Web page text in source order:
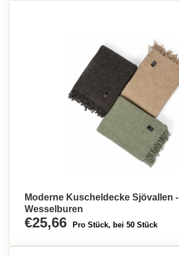
Moderne Kuscheldecke Sjövallen -
Wesselburen
€25,66 Pro Stück, bei 50 Stück